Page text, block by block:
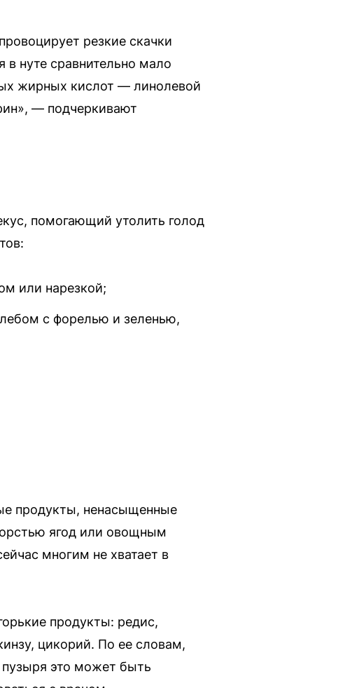
резкие скачки
в нуте сравнительно мало
жирных кислот — линолевой
— подчеркивают
помогающий утолить голод
или нарезкой;
с форелью и зеленью,
продукты, ненасыщенные
ягод или овощным
многим не хватает в
продукты: редис,
цикорий. По ее словам,
пузыря это может быть